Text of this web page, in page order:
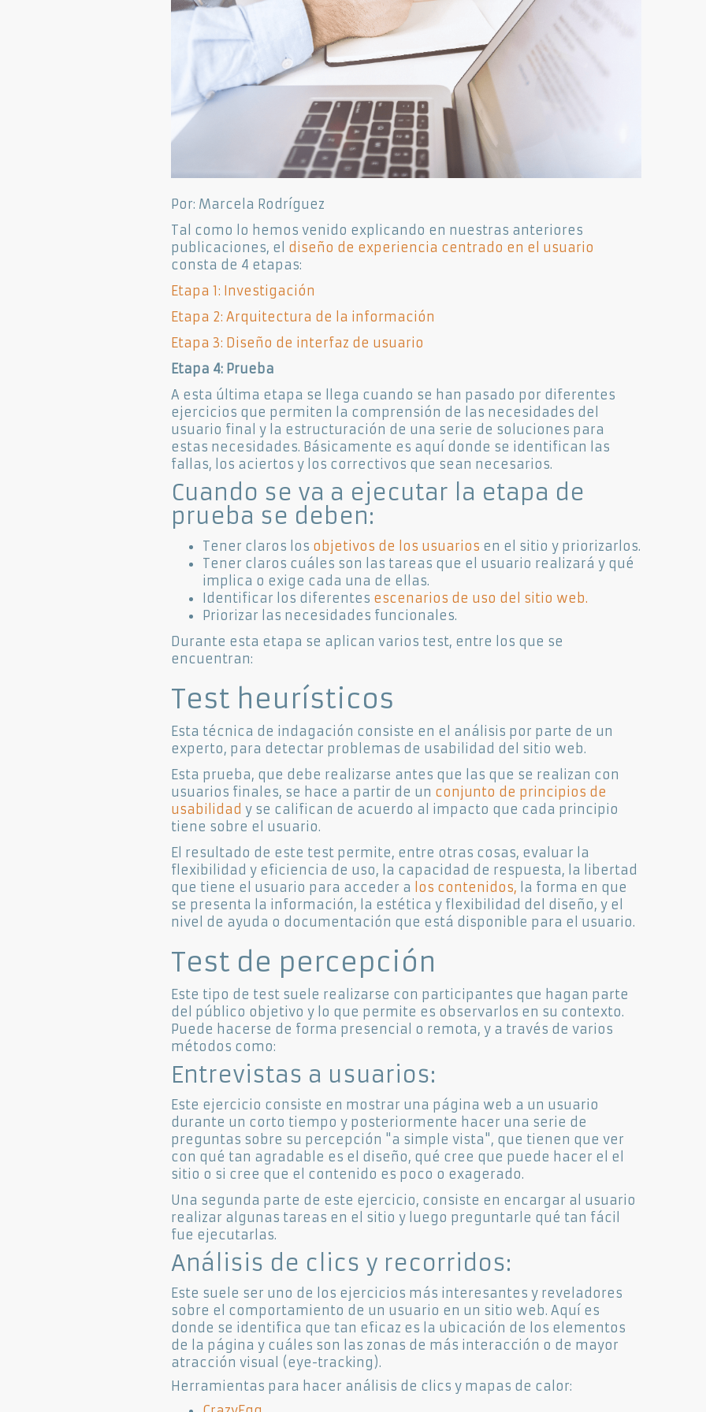
Por: Marcela Rodríguez
Tal como lo hemos venido explicando en nuestras anteriores
publicaciones, el diseño de experiencia centrado en el usuario
consta de 4 etapas:
Etapa 1: Investigación
Etapa 2: Arquitectura de la información
Etapa 3: Diseño de interfaz de usuario
Etapa 4: Prueba
A esta última etapa se llega cuando se han pasado por diferentes
ejercicios que permiten la comprensión de las necesidades del
usuario final y la estructuración de una serie de soluciones para
estas necesidades. Básicamente es aquí donde se identifican las
fallas, los aciertos y los correctivos que sean necesarios.
Cuando se va a ejecutar la etapa de
prueba se deben:
Tener claros los objetivos de los usuarios en el sitio y priorizarlos.
Tener claros cuáles son las tareas que el usuario realizará y qué
implica o exige cada una de ellas.
Identificar los diferentes escenarios de uso del sitio web.
Priorizar las necesidades funcionales.
Durante esta etapa se aplican varios test, entre los que se
encuentran:
Test heurísticos
Esta técnica de indagación consiste en el análisis por parte de un
experto, para detectar problemas de usabilidad del sitio web.
Esta prueba, que debe realizarse antes que las que se realizan con
usuarios finales, se hace a partir de un conjunto de principios de
usabilidad y se califican de acuerdo al impacto que cada principio
tiene sobre el usuario.
El resultado de este test permite, entre otras cosas, evaluar la
flexibilidad y eficiencia de uso, la capacidad de respuesta, la libertad
que tiene el usuario para acceder a los contenidos, la forma en que
se presenta la información, la estética y flexibilidad del diseño, y el
nivel de ayuda o documentación que está disponible para el usuario.
Test de percepción
Este tipo de test suele realizarse con participantes que hagan parte
del público objetivo y lo que permite es observarlos en su contexto.
Puede hacerse de forma presencial o remota, y a través de varios
métodos como:
Entrevistas a usuarios:
Este ejercicio consiste en mostrar una página web a un usuario
durante un corto tiempo y posteriormente hacer una serie de
preguntas sobre su percepción "a simple vista", que tienen que ver
con qué tan agradable es el diseño, qué cree que puede hacer el el
sitio o si cree que el contenido es poco o exagerado.
Una segunda parte de este ejercicio, consiste en encargar al usuario
realizar algunas tareas en el sitio y luego preguntarle qué tan fácil
fue ejecutarlas.
Análisis de clics y recorridos:
Este suele ser uno de los ejercicios más interesantes y reveladores
sobre el comportamiento de un usuario en un sitio web. Aquí es
donde se identifica que tan eficaz es la ubicación de los elementos
de la página y cuáles son las zonas de más interacción o de mayor
atracción visual (eye-tracking).
Herramientas para hacer análisis de clics y mapas de calor: